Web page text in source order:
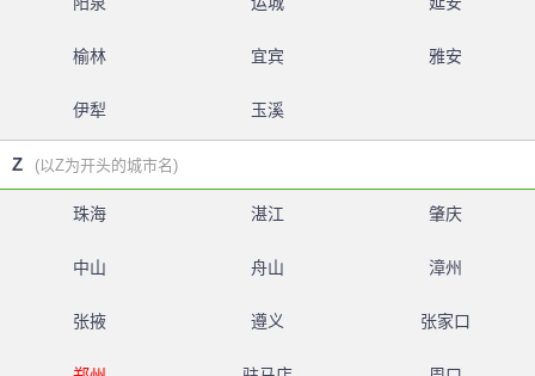
榆林 宜宾 雅安
伊犁 玉溪
Z (以Z为开头的城市名)
珠海 湛江 肇庆
中山 舟山 漳州
张掖 遵义 张家口